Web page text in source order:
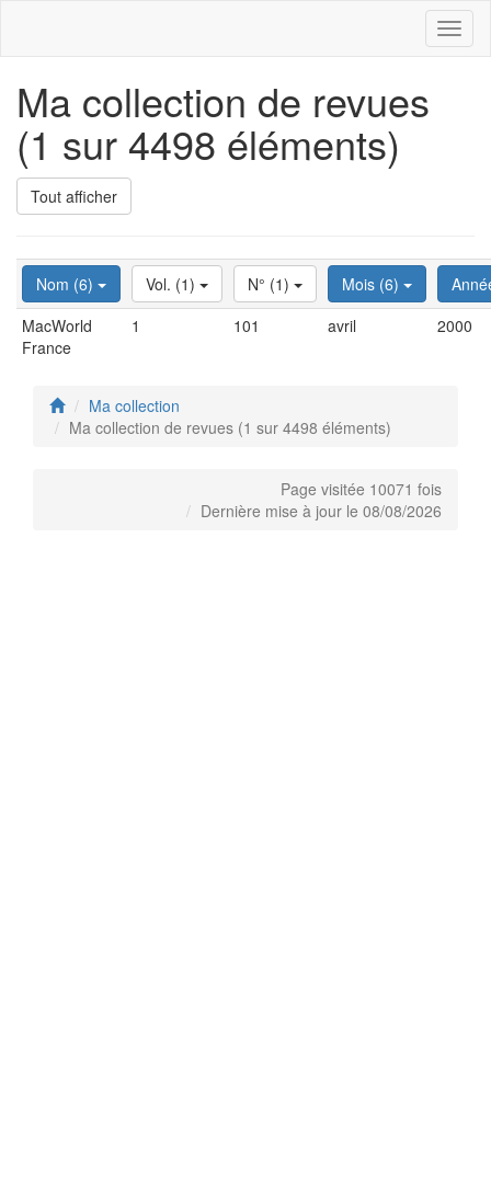
Ma collection de revues
(1 sur 4498 éléments)
Tout afficher
Nom (6) Vol. (1) N° (1) Mois (6)
MacWorld
France
1 101 avril 2000
Ma collection
Ma collection de revues (1 sur 4498 éléments)
Page visitée 10071 fois
Dernière mise à jour le 08/08/2026